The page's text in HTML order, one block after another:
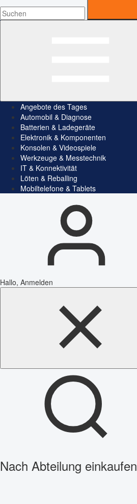
Angebote des Tages
Automobil & Diagnose
Batterien & Ladegeräte
Elektronik & Komponenten
Konsolen & Videospiele
Werkzeuge & Messtechnik
IT & Konnektivität
Löten & Reballing
Mobiltelefone & Tablets
Hallo, Anmelden
Nach Abteilung einkaufen